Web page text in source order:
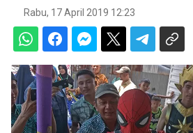
Rabu, 17 April 2019 12:23